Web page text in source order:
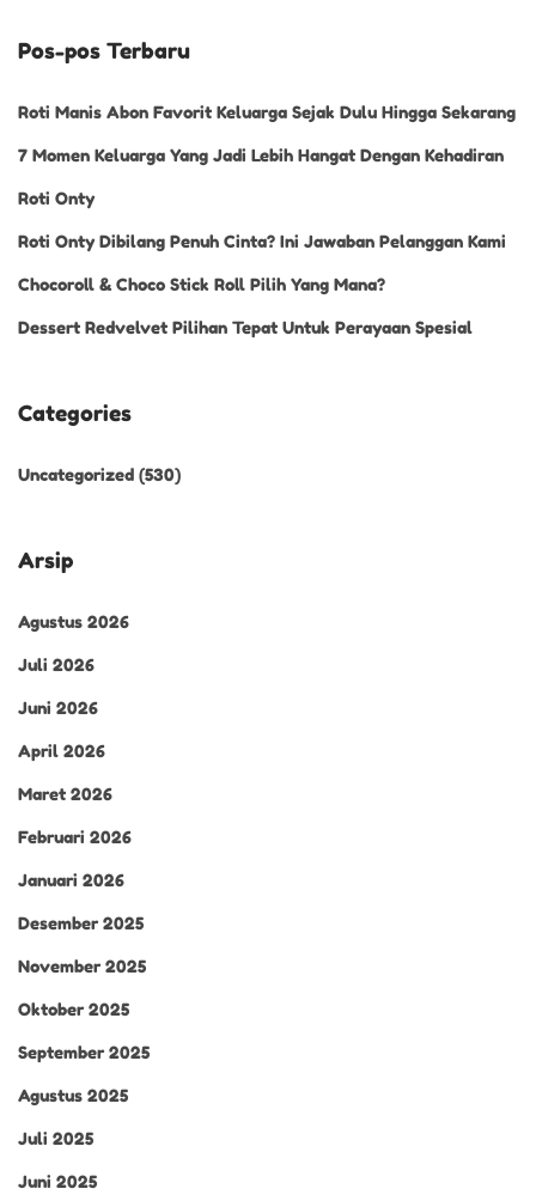
Pos-pos Terbaru
Roti Manis Abon Favorit Keluarga Sejak Dulu Hingga Sekarang
7 Momen Keluarga Yang Jadi Lebih Hangat Dengan Kehadiran
Roti Onty
Roti Onty Dibilang Penuh Cinta? Ini Jawaban Pelanggan Kami
Chocoroll & Choco Stick Roll Pilih Yang Mana?
Dessert Redvelvet Pilihan Tepat Untuk Perayaan Spesial
Categories
Uncategorized (530)
Arsip
Agustus 2026
Juli 2026
Juni 2026
April 2026
Maret 2026
Februari 2026
Januari 2026
Desember 2025
November 2025
Oktober 2025
September 2025
Agustus 2025
Juli 2025
Juni 2025